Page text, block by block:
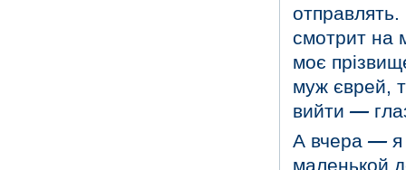
смотрит на
моє
муж єврей,
вийти —
А вчера —я
маленькой